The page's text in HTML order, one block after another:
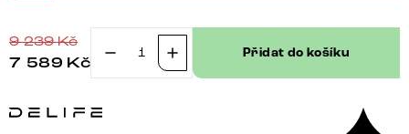
9 239Kč
7 589 Kč
Clea-
Přidat do košíku